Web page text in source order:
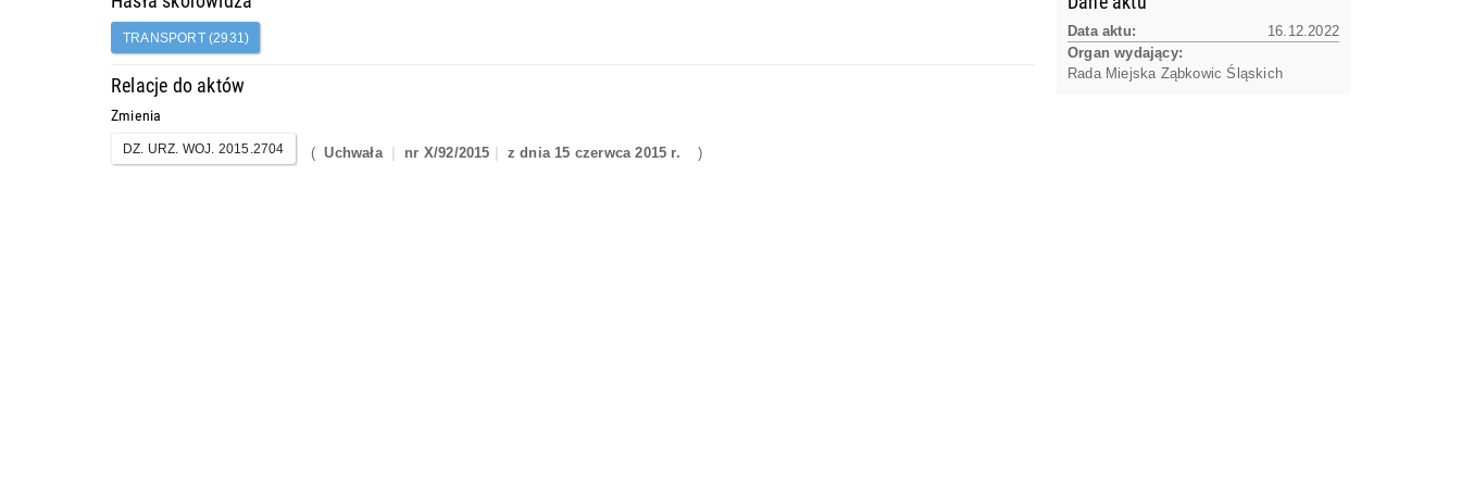
TRANSPORT (2931)
Relacje do aktów
Zmienia
DZ. URZ. WOJ. 2015.2704 (Uchwała nr X/92/2015 z dnia 15 czerwca 2015 r. )
Data aktu:
16.12.2022
Organ wydający:
Rada Miejska Ząbkowic Śląskich